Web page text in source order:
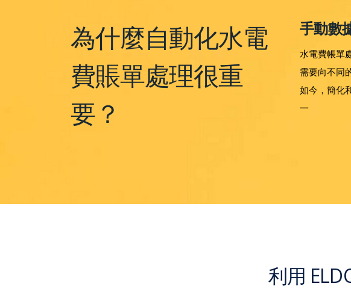
為什麼自動化水電
費賬單處理很重
要？
手動數
水電費帳單
需要向不同
如今，簡化
一
利用